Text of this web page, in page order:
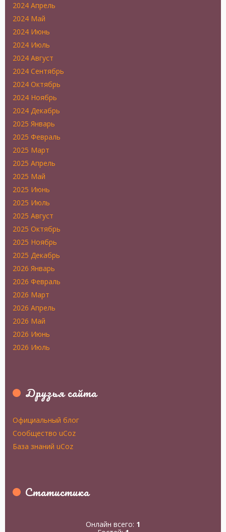
2024 Апрель
2024 Май
2024 Июнь
2024 Июль
2024 Август
2024 Сентябрь
2024 Октябрь
2024 Ноябрь
2024 Декабрь
2025 Январь
2025 Февраль
2025 Март
2025 Апрель
2025 Май
2025 Июнь
2025 Июль
2025 Август
2025 Октябрь
2025 Ноябрь
2025 Декабрь
2026 Январь
2026 Февраль
2026 Март
2026 Апрель
2026 Май
2026 Июнь
2026 Июль
Друзья сайта
Официальный блог
Сообщество uCoz
База знаний uCoz
Статистика
Онлайн всего: 1